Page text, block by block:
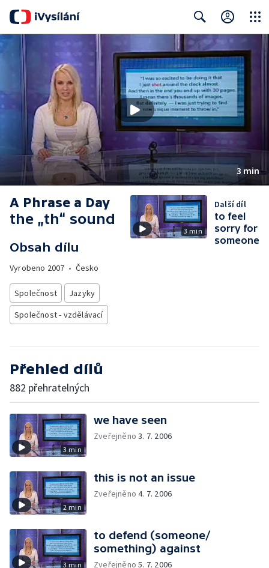
Search Close
3 min
A Phrase a Day
the „th“ sound
Obsah dílu
Vyrobeno 2007 • Česko
Společnost
Jazyky
Společnost - vzdělávací
3 min
Další díl
to feel
sorry for
someone
Přehled dílů
882 přehratelných
3 min
we have seen
Zveřejněno3. 7. 2006
2 min
this is not an issue
Zveřejněno4. 7. 2006
3 min
to defend (someone/
something) against
Zveřejněno5. 7. 2006